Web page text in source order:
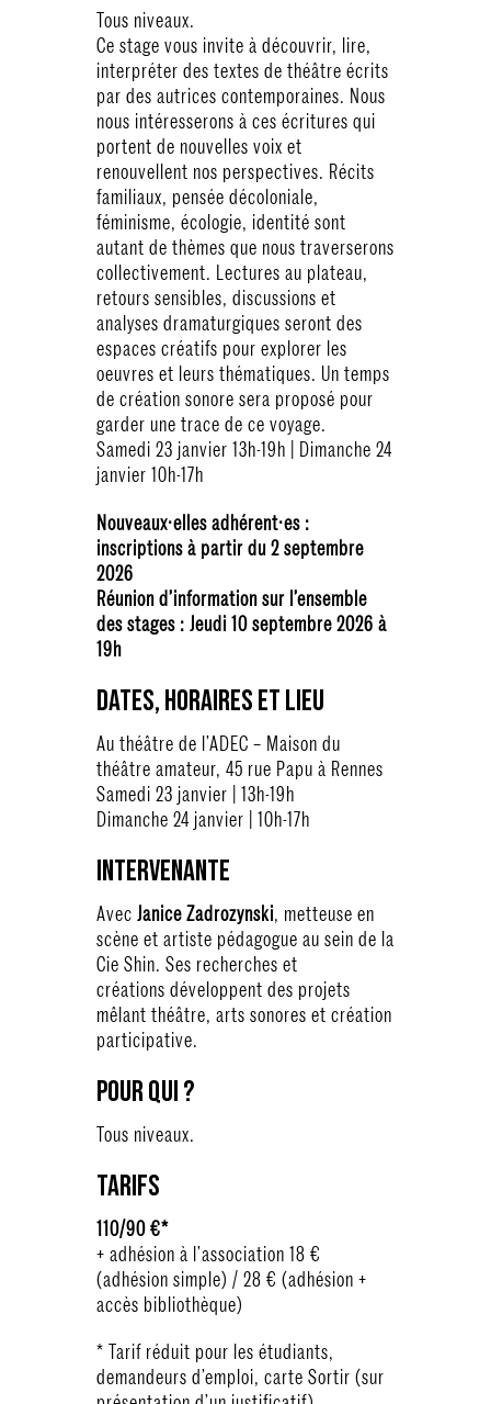
Tous niveaux.
Ce stage vous invite à découvrir, lire,
interpréter des textes de théâtre écrits
par des autrices contemporaines. Nous
nous intéresserons à ces écritures qui
portent de nouvelles voix et
renouvellent nos perspectives. Récits
familiaux, pensée décoloniale,
féminisme, écologie, identité sont
autant de thèmes que nous traverserons
collectivement. Lectures au plateau,
retours sensibles, discussions et
analyses dramaturgiques seront des
espaces créatifs pour explorer les
oeuvres et leurs thématiques. Un temps
de création sonore sera proposé pour
garder une trace de ce voyage.
Samedi 23 janvier 13h-19h | Dimanche 24
janvier 10h-17h
Nouveaux·elles adhérent·es :
inscriptions à partir du 2 septembre
2026
Réunion d’information sur l’ensemble
des stages : Jeudi 10 septembre 2026 à
19h
Dates, horaires et lieu
Au théâtre de l’ADEC – Maison du
théâtre amateur, 45 rue Papu à Rennes
Samedi 23 janvier | 13h-19h
Dimanche 24 janvier | 10h-17h
Intervenante
Avec Janice Zadrozynski , metteuse en
scène et artiste pédagogue au sein de la
Cie Shin. Ses recherches et
créations développent des projets
mêlant théâtre, arts sonores et création
participative.
Pour qui ?
Tous niveaux.
Tarifs
110/90 €*
+ adhésion à l’association 18 €
(adhésion simple) / 28 € (adhésion +
accès bibliothèque)
* Tarif réduit pour les étudiants,
demandeurs d’emploi, carte Sortir (sur